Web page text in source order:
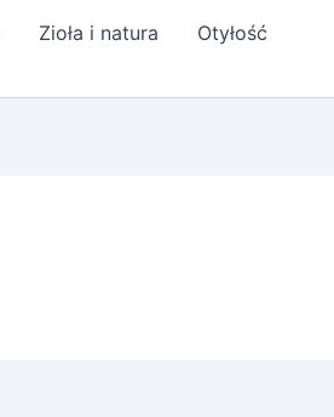
Zioła i natura
Otyłość